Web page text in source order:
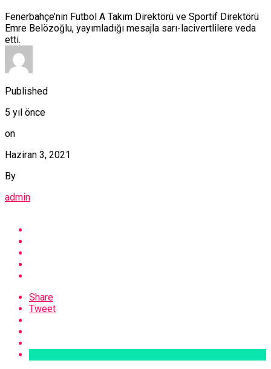
Fenerbahçe’nin Futbol A Takım Direktörü ve Sportif Direktörü
Emre Belözoğlu, yayımladığı mesajla sarı-lacivertlilere veda
etti.
Published
5 yıl önce
on
Haziran 3, 2021
By
admin
Share
Tweet